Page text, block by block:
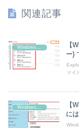
関連記事
Windows 10
【
ー)
ァイ
Windows 10
【
に